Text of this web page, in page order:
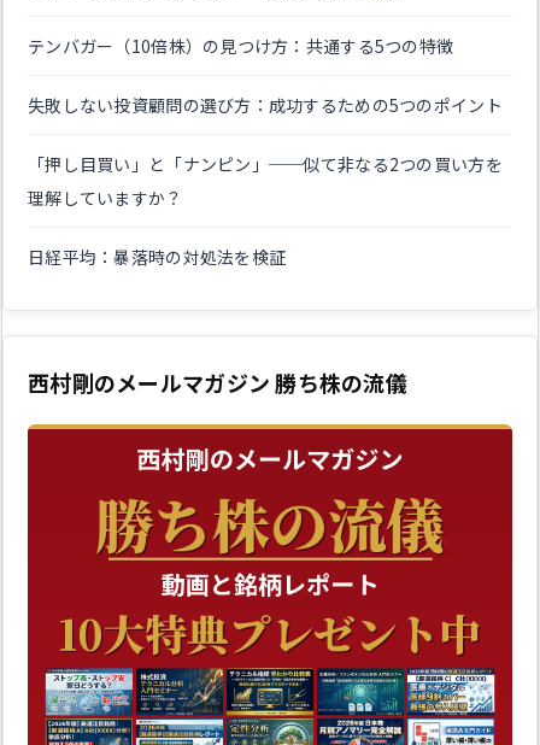
テンバガー（10倍株）の見つけ方：共通する5つの特徴
失敗しない投資顧問の選び方：成功するための5つのポイント
「押し目買い」と「ナンピン」──似て非なる2つの買い方を
理解していますか？
日経平均：暴落時の対処法を検証
西村剛のメールマガジン 勝ち株の流儀